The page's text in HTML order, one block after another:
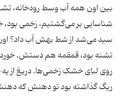
بین اون همه آب وسط رودخانه،
شناسایی بر می‌گشتیم، زخمی
سید می‌شد از شط بهش آب داد؟
تشنه بود، قمقمه‌ هم دستش.
روی لبای خشک زخمی‌ها. دریغ از
ریگ گذاشته بود تو دهنش که